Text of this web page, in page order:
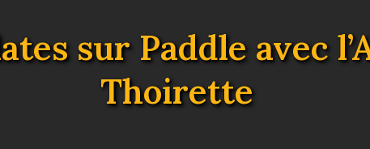
sur Paddle avec
Thoirette